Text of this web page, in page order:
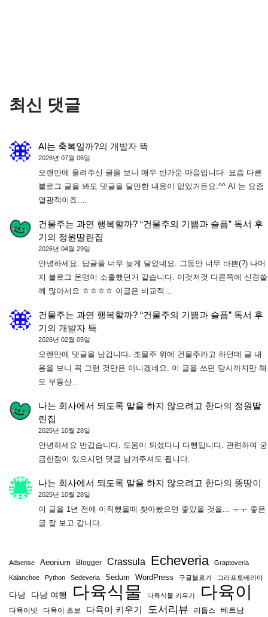
최신 댓글
AI는 축복일까?의 개발자 뜩
2026년 07월 06일
오랜만에 올려주신 글을 보니 매우 반가운 마음입니다. 요즘 다른
블로그 글을 봐도 댓글을 달만한 내용이 없었거든요.^^ AI 는 요즘
열광적이죠.…
건물주는 과연 행복할까? “건물주의 기쁨과 슬픔” 독서 후
기의 정원딸린집
2026년 04월 29일
안녕하세요. 답글을 너무 늦게 달았네요. 그동안 너무 바쁜(?) 나머
지 블로그 운영이 소홀했던거 같습니다. 이것저것 다른쪽에 신경쓸
께 많아서요 ㅎㅎㅎㅎ 이글은 비교적…
건물주는 과연 행복할까? “건물주의 기쁨과 슬픔” 독서 후
기의 개발자 뜩
2026년 02월 05일
오랜만에 댓글을 남깁니다. 조물주 위에 건물주라고 하던데 글 내
용을 보니 꼭 그런 것만은 아니겠네요. 이 글을 쓰던 당시까지만 해
도 부동산…
나는 회사에서 되도록 말을 하지 않으려고 한다의 정원딸
린집
2025년 10월 28일
안녕하세요 반갑습니다. 도움이 되셨다니 다행입니다. 관련하여 궁
금한점이 있으시면 댓글 남겨주셔도 됩니다.
나는 회사에서 되도록 말을 하지 않으려고 한다의 뚱땅이
2025년 10월 28일
이 글을 1년 전에 이직했을때 찾아봤으면 좋았을 것을... ㅜㅜ 좋은
글 잘 보고 갑니다.
Adsense Aeonium Blogger Crassula Echeveria Graptoveria
Kalanchoe Python Sedeveria Sedum WordPress 구글블로거 그라프토베리아
다낭 다낭 여행 다육식물 다육식물 키우기 다육이
다육이넷 다육이 초보 다육이 키우기 도서리뷰 리톱스 베트남